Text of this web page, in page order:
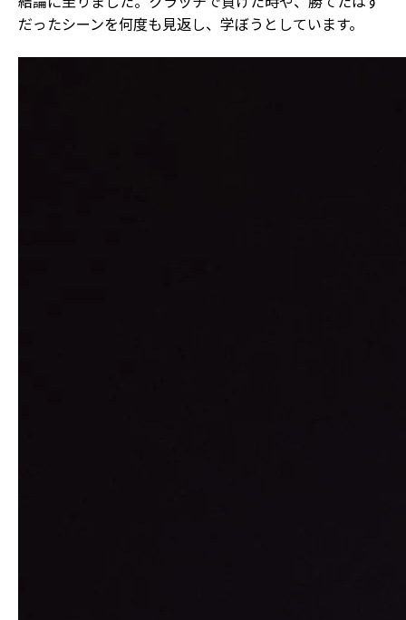
だったシーンを何度も見返し、学ぼうとしています。